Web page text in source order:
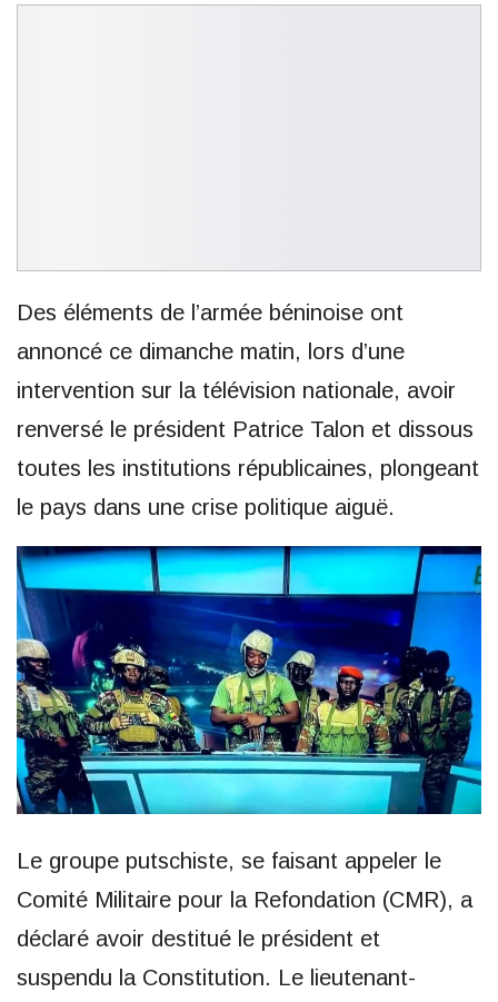
Des éléments de l’armée béninoise ont
annoncé ce dimanche matin, lors d’une
intervention sur la télévision nationale, avoir
renversé le président Patrice Talon et dissous
toutes les institutions républicaines, plongeant
le pays dans une crise politique aiguë.
Le groupe putschiste, se faisant appeler le
Comité Militaire pour la Refondation (CMR), a
déclaré avoir destitué le président et
suspendu la Constitution. Le lieutenant-